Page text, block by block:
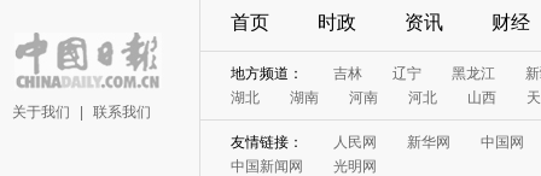
关于我们 联系我们
首页 时政 资讯 财经
地方频道： 吉林 辽宁 黑龙江
湖北
湖南 河南 河北 山西
友情链接： 人民网 新华网
中国网
中国新闻网
光明网